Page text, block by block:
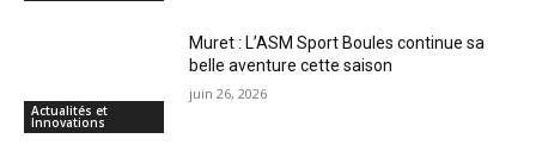
Actualités et
Innovations
Muret : L’ASM Sport Boules continue sa
belle aventure cette saison
juin 26, 2026